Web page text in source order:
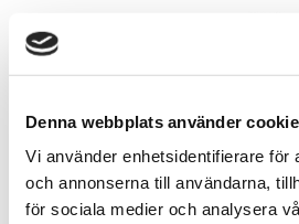
Denna webbplats använder
Vi använder enhetsidentifierare för
och annonserna till användarna,
för sociala medier och analysera
LEVERERADE PRODUKTER